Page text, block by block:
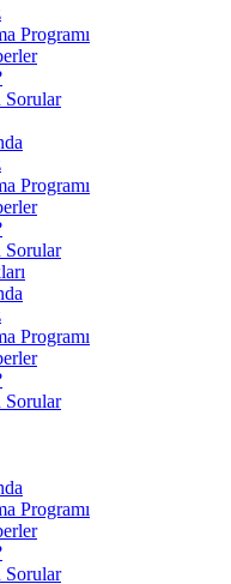
Programı
Sorular
Programı
Sorular
Programı
Sorular
Programı
Sorular